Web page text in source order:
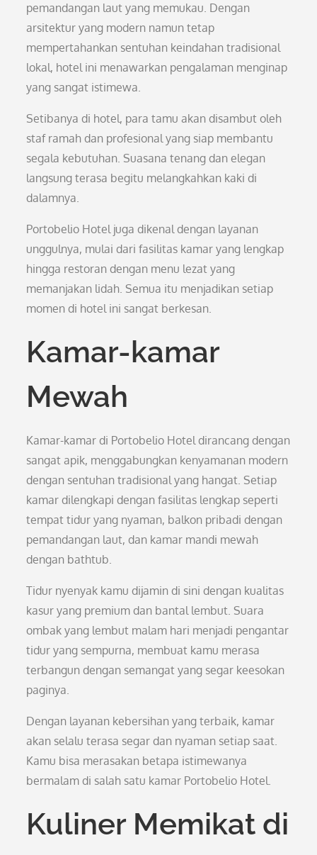
pemandangan laut yang memukau. Dengan
arsitektur yang modern namun tetap
mempertahankan sentuhan keindahan tradisional
lokal, hotel ini menawarkan pengalaman menginap
yang sangat istimewa.
Setibanya di hotel, para tamu akan disambut oleh
staf ramah dan profesional yang siap membantu
segala kebutuhan. Suasana tenang dan elegan
langsung terasa begitu melangkahkan kaki di
dalamnya.
Portobelio Hotel juga dikenal dengan layanan
unggulnya, mulai dari fasilitas kamar yang lengkap
hingga restoran dengan menu lezat yang
memanjakan lidah. Semua itu menjadikan setiap
momen di hotel ini sangat berkesan.
Kamar-kamar
Mewah
Kamar-kamar di Portobelio Hotel dirancang dengan
sangat apik, menggabungkan kenyamanan modern
dengan sentuhan tradisional yang hangat. Setiap
kamar dilengkapi dengan fasilitas lengkap seperti
tempat tidur yang nyaman, balkon pribadi dengan
pemandangan laut, dan kamar mandi mewah
dengan bathtub.
Tidur nyenyak kamu dijamin di sini dengan kualitas
kasur yang premium dan bantal lembut. Suara
ombak yang lembut malam hari menjadi pengantar
tidur yang sempurna, membuat kamu merasa
terbangun dengan semangat yang segar keesokan
paginya.
Dengan layanan kebersihan yang terbaik, kamar
akan selalu terasa segar dan nyaman setiap saat.
Kamu bisa merasakan betapa istimewanya
bermalam di salah satu kamar Portobelio Hotel.
Kuliner Memikat di